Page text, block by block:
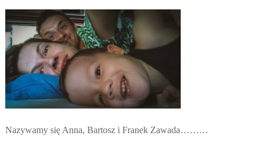
Nazywamy się Anna, Bartosz i Franek Zawada………